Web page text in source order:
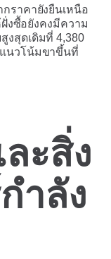
ราคายังยืนเหนือ
งซื้อยังคงมีความ
งสุดเดิมที่ 4,380
นวโน้มขาขึ้นที่
ะสิ่ง
ำลัง